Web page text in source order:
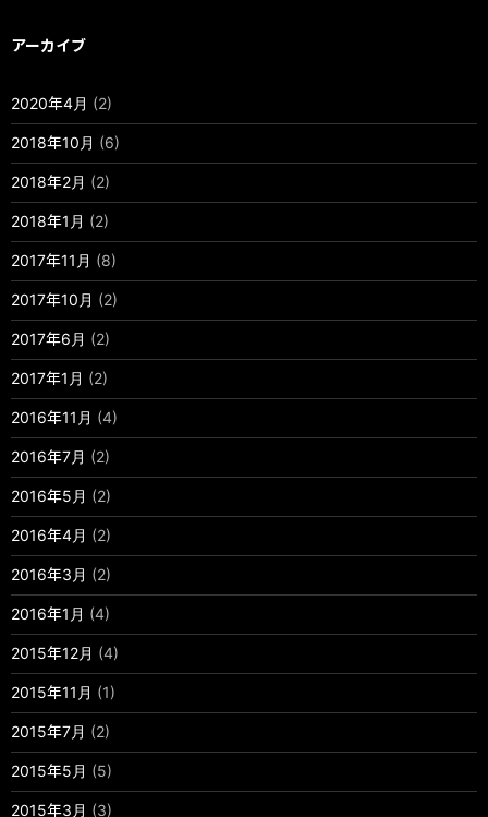
アーカイブ
2020年4月 (2)
2018年10月 (6)
2018年2月 (2)
2018年1月 (2)
2017年11月 (8)
2017年10月 (2)
2017年6月 (2)
2017年1月 (2)
2016年11月 (4)
2016年7月 (2)
2016年5月 (2)
2016年4月 (2)
2016年3月 (2)
2016年1月 (4)
2015年12月 (4)
2015年11月 (1)
2015年7月 (2)
2015年5月 (5)
2015年3月 (3)